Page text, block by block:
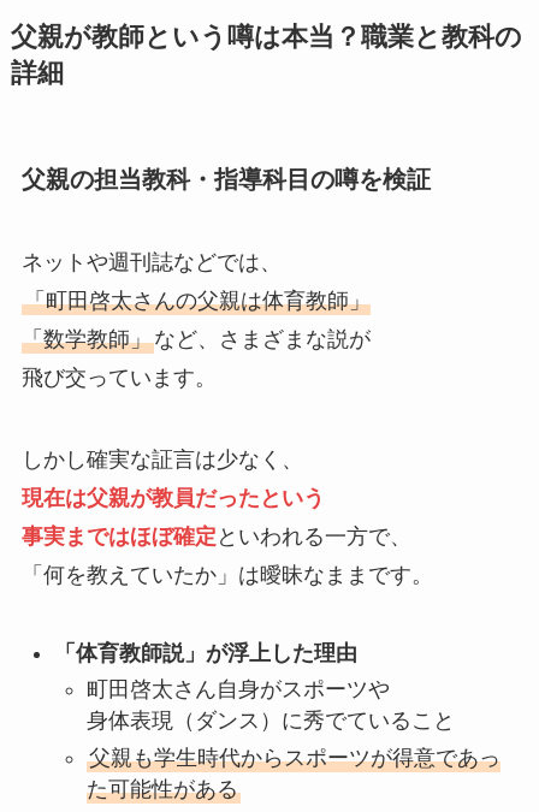
父親が教師という噂は本当？職業と教科の
詳細
父親の担当教科・指導科目の噂を検証
ネットや週刊誌などでは、
「町田啓太さんの父親は体育教師」
「数学教師」など、さまざまな説が
飛び交っています。
しかし確実な証言は少なく、
現在は父親が教員だったという
事実まではほぼ確定 といわれる一方で、
「何を教えていたか」は曖昧なままです。
「体育教師説」が浮上した理由
町田啓太さん自身がスポーツや
身体表現（ダンス）に秀でていること
父親も学生時代からスポーツが得意であっ
た可能性がある